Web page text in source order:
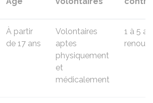
À partir
de 17 ans
Volontaires
aptes
physiquement
et
médicalement
1 à 5